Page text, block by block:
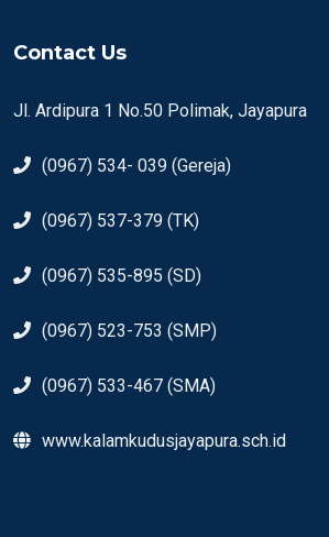
Contact Us
Jl. Ardipura 1 No.50 Polimak, Jayapura
(0967) 534- 039 (Gereja)
(0967) 537-379 (TK)
(0967) 535-895 (SD)
(0967) 523-753 (SMP)
(0967) 533-467 (SMA)
www.kalamkudusjayapura.sch.id